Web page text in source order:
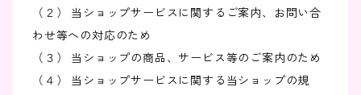
（２） 当ショップサービスに関するご案内、お問い合
わせ等への対応のため
（３） 当ショップの商品、サービス等のご案内のため
（４） 当ショップサービスに関する当ショップの規